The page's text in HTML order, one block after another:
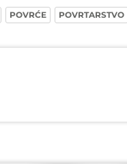
POVRĆE POVRTARSTVO